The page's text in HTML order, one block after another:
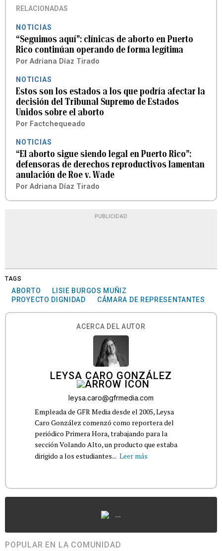
RELACIONADAS
NOTICIAS
“Seguimos aquí”: clínicas de aborto en Puerto
Rico continúan operando de forma legítima
Por Adriana Díaz Tirado
NOTICIAS
Estos son los estados a los que podría afectar la
decisión del Tribunal Supremo de Estados
Unidos sobre el aborto
Por Factchequeado
NOTICIAS
“El aborto sigue siendo legal en Puerto Rico”:
defensoras de derechos reproductivos lamentan
anulación de Roe v. Wade
Por Adriana Díaz Tirado
PUBLICIDAD
TAGS
ABORTO
LISIE BURGOS MUÑIZ
PROYECTO DIGNIDAD
CÁMARA DE REPRESENTANTES
ACERCA DEL AUTOR
LEYSA CARO GONZÁLEZ
leysa.caro@gfrmedia.com
Empleada de GFR Media desde el 2005, Leysa
Caro González comenzó como reportera del
periódico Primera Hora, trabajando para la
sección Volando Alto, un producto que estaba
dirigido a los estudiantes... Leer más
...
POPULAR EN LA COMUNIDAD